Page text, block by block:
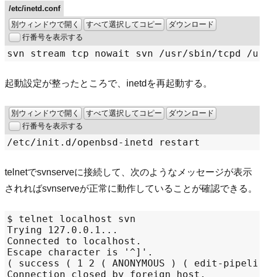
/etc/inetd.conf
別ウィンドウで開く
すべて選択してコピー
ダウンロード
行番号を表示する
起動設定が整ったところで、inetdを再起動する。
別ウィンドウで開く すべて選択してコピー
ダウンロード
行番号を表示する
/etc/init.d/
telnetでsvnserveに接続して、次のようなメッセージが表示
されればsvnserveが正常に動作していることが確認できる。
$ telnet localhost svn
Trying 127.0.0.1...
Connected to localhost.
Escape character is '^]'.
( success ( 1 2 ( ANONYMOUS ) ( edit-